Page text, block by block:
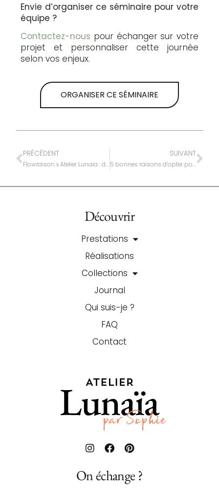
Envie d’organiser ce séminaire pour votre
équipe ?
Contactez-nous pour échanger sur votre
projet et personnaliser cette journée
selon vos enjeux.
ORGANISER CE SÉMINAIRE
PRÉCÉDENT
Flowraison x Atelier Lunaïa : donnez une nouvelle dimension à votre identité visuelle d’entreprise
SUIVANT
5 bonnes raisons d’opter pour une fresque artistique, chez soi ou en entreprise
Découvrir
Prestations
Réalisations
Collections
Journal
Qui suis-je ?
FAQ
Contact
On échange ?